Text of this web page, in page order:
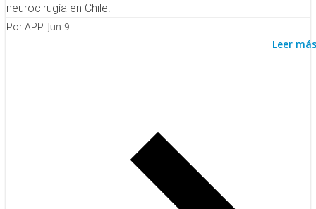
neurocirugía en Chile.
Por APP. Jun 9
Leer más